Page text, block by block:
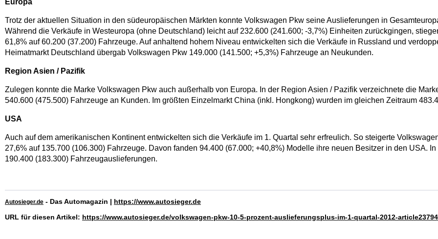
Trotz der aktuellen Situation in den südeuropäischen Märkten konnte Volkswagen Pkw seine Auslieferungen in
Während die Verkäufe in Westeuropa (ohne Deutschland) leicht auf 232.600 (241.600; -3,7%) Einheiten zurückgingen,
61,8% auf 60.200 (37.200) Fahrzeuge. Auf anhaltend hohem Niveau entwickelten sich die Verkäufe in Russland und
Heimatmarkt Deutschland übergab Volkswagen Pkw 149.000 (141.500; +5,3%) Fahrzeuge an Neukunden.
Region Asien / Pazifik
Zulegen konnte die Marke Volkswagen Pkw auch außerhalb von Europa. In der Region Asien / Pazifik verzeichnete die
540.600 (475.500) Fahrzeuge an Kunden. Im größten Einzelmarkt China (inkl. Hongkong) wurden im gleichen Zeitraum
USA
Auch auf dem amerikanischen Kontinent entwickelten sich die Verkäufe im 1. Quartal sehr erfreulich. So steigerte
27,6% auf 135.700 (106.300) Fahrzeuge. Davon fanden 94.400 (67.000; +40,8%) Modelle ihre neuen Besitzer in den USA.
190.400 (183.300) Fahrzeugauslieferungen.
Autosieger.de - Das Automagazin | https://www.autosieger.de
URL für diesen Artikel: https://www.autosieger.de/volkswagen-pkw-10-5-prozent-auslieferungsplus-im-1-quartal-2012-